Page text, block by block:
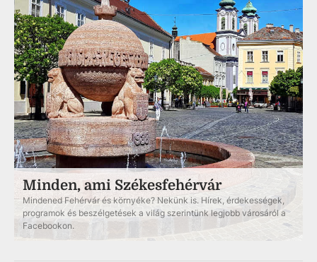
Minden, ami Székesfehérvár
Mindened Fehérvár és környéke? Nekünk is. Hírek, érdekességek,
programok és beszélgetések a világ szerintünk legjobb városáról a
Facebookon.